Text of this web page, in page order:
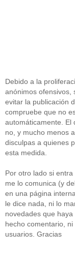
Debido a la
anónimos ofensivos,
evitar la publicación
compruebe que no
automáticamente. El
no, y mucho menos
disculpas a quienes
esta medida.
Por otro lado si
me lo comunica (y
en una página
le dice nada, ni lo
novedades que
hecho comentario,
usuarios. Gracias